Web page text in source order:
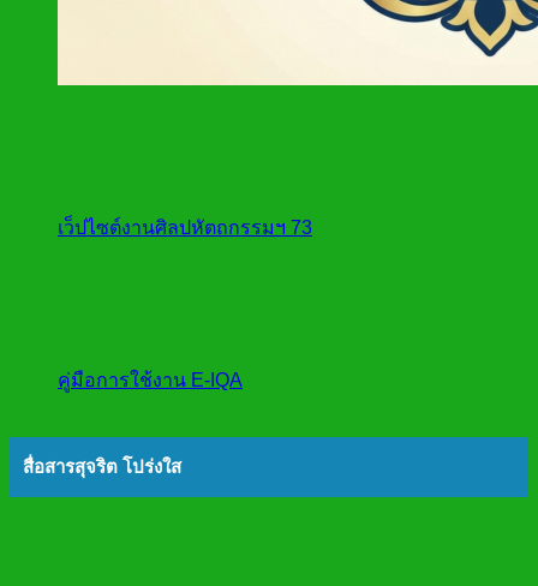
เว็ปไซต์งานศิลปหัตถกรรมฯ 73
คู่มือการใช้งาน E-IQA
สื่อสารสุจริต โปร่งใส